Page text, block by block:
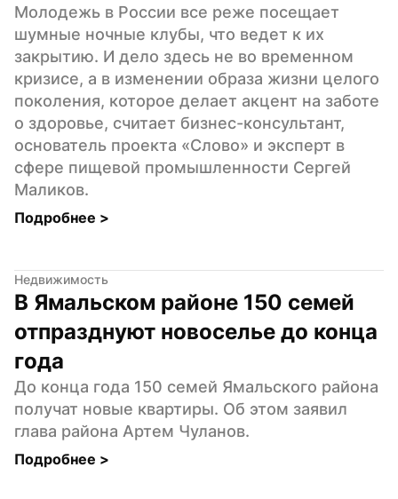
Молодежь в России все реже посещает
шумные ночные клубы, что ведет к их
закрытию. И дело здесь не во временном
кризисе, а в изменении образа жизни целого
поколения, которое делает акцент на заботе
о здоровье, считает бизнес-консультант,
основатель проекта «Слово» и эксперт в
сфере пищевой промышленности Сергей
Маликов.
Подробнее >
Недвижимость
В Ямальском районе 150 семей
отпразднуют новоселье до конца
года
До конца года 150 семей Ямальского района
получат новые квартиры. Об этом заявил
глава района Артем Чуланов.
Подробнее >